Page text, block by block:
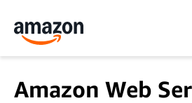
Amazon Web